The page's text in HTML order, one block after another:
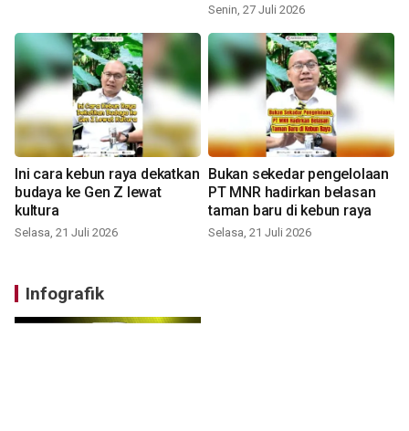
Senin, 27 Juli 2026
Ini cara kebun raya dekatkan
budaya ke Gen Z lewat
kultura
Selasa, 21 Juli 2026
Bukan sekedar pengelolaan
PT MNR hadirkan belasan
taman baru di kebun raya
Selasa, 21 Juli 2026
Infografik